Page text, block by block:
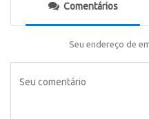
Comentários
Seu endereço de